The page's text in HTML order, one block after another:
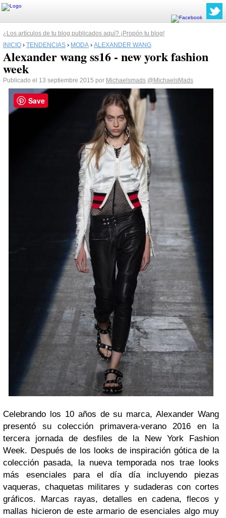
¿Los artículos de tu blog publicados aquí? ¡Propón tu blog!
INICIO › TENDENCIAS › MODA › ALEXANDER WANG
Alexander wang ss16 - new york fashion
week
Publicado el 13 septiembre 2015 por Michaelsmads @MichaelsMads
Celebrando los 10 años de su marca, Alexander Wang
presentó su colección primavera-verano 2016 en la
tercera jornada de desfiles de la New York Fashion
Week. Después de los looks de inspiración gótica de la
colección pasada, la nueva temporada nos trae looks
más esenciales para el día día incluyendo piezas
vaqueras, chaquetas militares y sudaderas con cortes
gráficos. Marcas rayas, detalles en cadena, flecos y
mallas hicieron de este armario de esenciales algo muy
Save